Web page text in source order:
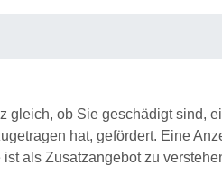
gleich, ob Sie geschädigt sind,
hat, gefördert. Eine
als Zusatzangebot zu